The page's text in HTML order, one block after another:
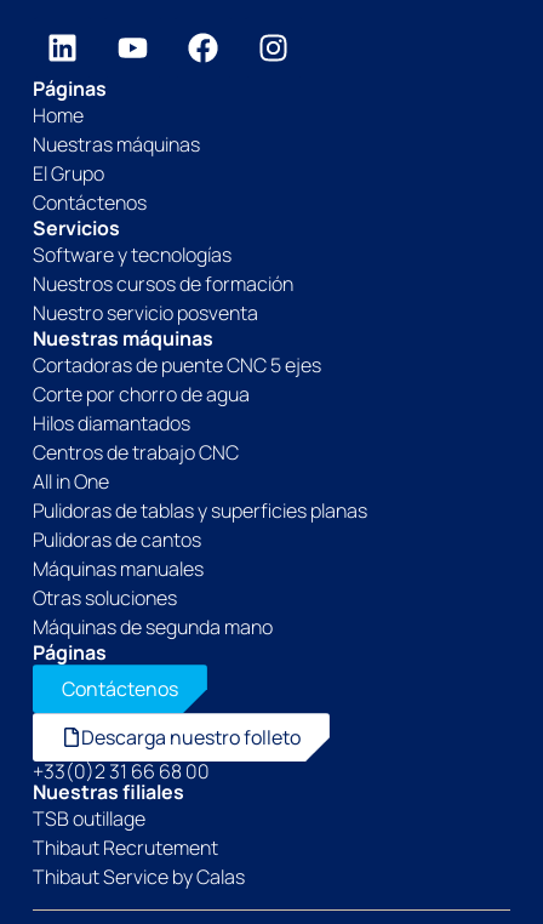
Páginas
Home
Nuestras máquinas
El Grupo
Contáctenos
Servicios
Software y tecnologías
Nuestros cursos de formación
Nuestro servicio posventa
Nuestras máquinas
Cortadoras de puente CNC 5 ejes
Corte por chorro de agua
Hilos diamantados
Centros de trabajo CNC
All in One
Pulidoras de tablas y superficies planas
Pulidoras de cantos
Máquinas manuales
Otras soluciones
Máquinas de segunda mano
Páginas
Contáctenos
Descarga nuestro folleto
+33(0)2 31 66 68 00
Nuestras filiales
TSB outillage
Thibaut Recrutement
Thibaut Service by Calas